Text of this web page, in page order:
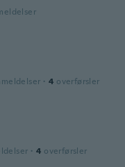
· 4 overførsler
· 4 overførsler